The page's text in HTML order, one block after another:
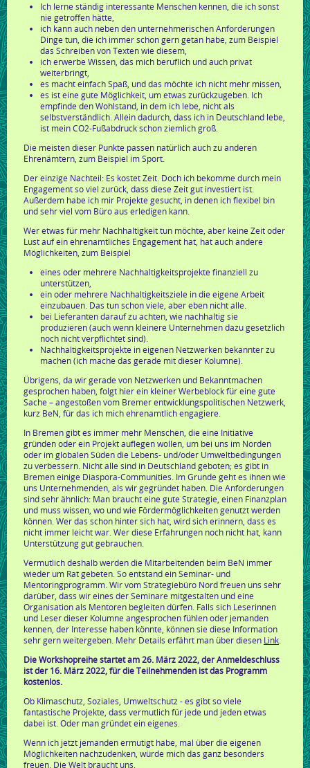
Ich lerne ständig interessante Menschen kennen, die ich sonst
nie getroffen hätte,
ich kann auch neben den unternehmerischen Anforderungen
Dinge tun, die ich immer schon gern getan habe, zum Beispiel
das Schreiben von Texten wie diesem,
ich erwerbe Wissen, das mich beruflich und auch privat
weiterbringt,
es macht einfach Spaß, und das möchte ich nicht mehr missen,
es ist eine gute Möglichkeit, um etwas zurückzugeben. Ich
empfinde den Wohlstand, in dem ich lebe, nicht als
selbstverständlich. Allein dadurch, dass ich in Deutschland lebe,
ist mein CO2-Fußabdruck schon ziemlich groß.
Die meisten dieser Punkte passen natürlich auch zu anderen
Ehrenämtern, zum Beispiel im Sport.
Der einzige Nachteil: Es kostet Zeit. Doch ich bekomme durch mein
Engagement so viel zurück, dass diese Zeit gut investiert ist.
Außerdem habe ich mir Projekte gesucht, in denen ich flexibel bin
und sehr viel vom Büro aus erledigen kann.
Wer etwas für mehr Nachhaltigkeit tun möchte, aber keine Zeit oder
Lust auf ein ehrenamtliches Engagement hat, hat auch andere
Möglichkeiten, zum Beispiel
eines oder mehrere Nachhaltigkeitsprojekte finanziell zu
unterstützen,
ein oder mehrere Nachhaltigkeitsziele in die eigene Arbeit
einzubauen. Das tun schon viele, aber eben nicht alle.
bei Lieferanten darauf zu achten, wie nachhaltig sie
produzieren (auch wenn kleinere Unternehmen dazu gesetzlich
noch nicht verpflichtet sind).
Nachhaltigkeitsprojekte in eigenen Netzwerken bekannter zu
machen (ich mache das gerade mit dieser Kolumne).
Übrigens, da wir gerade von Netzwerken und Bekanntmachen
gesprochen haben, folgt hier ein kleiner Werbeblock für eine gute
Sache – angestoßen vom Bremer entwicklungspolitischen Netzwerk,
kurz BeN, für das ich mich ehrenamtlich engagiere.
In Bremen gibt es immer mehr Menschen, die eine Initiative
gründen oder ein Projekt auflegen wollen, um bei uns im Norden
oder im globalen Süden die Lebens- und/oder Umweltbedingungen
zu verbessern. Nicht alle sind in Deutschland geboten; es gibt in
Bremen einige Diaspora-Communities. Im Grunde geht es ihnen wie
uns Unternehmenden, als wir gegründet haben. Die Anforderungen
sind sehr ähnlich: Man braucht eine gute Strategie, einen Finanzplan
und muss wissen, wo und wie Fördermöglichkeiten genutzt werden
können. Wer das schon hinter sich hat, wird sich erinnern, dass es
nicht immer leicht war. Wer diese Erfahrungen noch nicht hat, kann
Unterstützung gut gebrauchen.
Vermutlich deshalb werden die Mitarbeitenden beim BeN immer
wieder um Rat gebeten. So entstand ein Seminar- und
Mentoringprogramm. Wir vom Strategiebüro Nord freuen uns sehr
darüber, dass wir eines der Seminare mitgestalten und eine
Organisation als Mentoren begleiten dürfen. Falls sich Leserinnen
und Leser dieser Kolumne angesprochen fühlen oder jemanden
kennen, der Interesse haben könnte, können sie diese Information
sehr gern weitergeben. Mehr Details erfährt man über diesen Link
Die Workshopreihe startet am 26. März 2022, der Anmeldeschluss
ist der 16. März 2022, für die Teilnehmenden ist das Programm
kostenlos.
Ob Klimaschutz, Soziales, Umweltschutz - es gibt so viele
fantastische Projekte, dass vermutlich für jede und jeden etwas
dabei ist. Oder man gründet ein eigenes.
Wenn ich jetzt jemanden ermutigt habe, mal über die eigenen
Möglichkeiten nachzudenken, würde mich das ganz besonders
freuen. Die Welt braucht uns.